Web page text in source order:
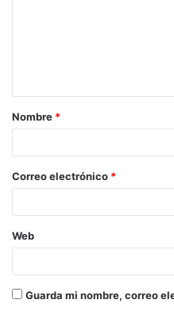
Nombre *
Correo electrónico *
Web
Guarda mi nombre, correo